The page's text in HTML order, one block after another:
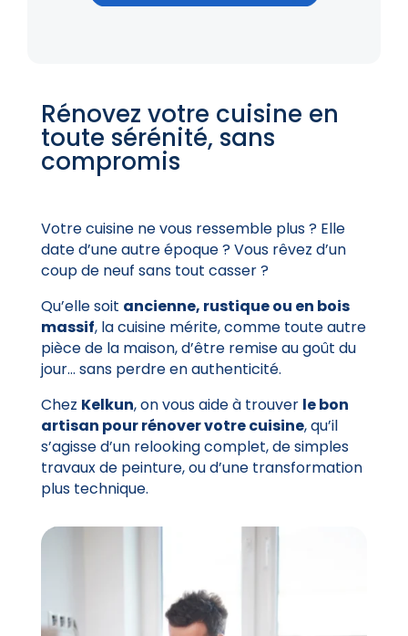
Rénovez votre cuisine en
toute sérénité, sans
compromis
Votre cuisine ne vous ressemble plus ? Elle
date d’une autre époque ? Vous rêvez d’un
coup de neuf sans tout casser ?
Qu’elle soit ancienne, rustique ou en bois
massif, la cuisine mérite, comme toute autre
pièce de la maison, d’être remise au goût du
jour… sans perdre en authenticité.
Chez Kelkun, on vous aide à trouver le bon
artisan pour rénover votre cuisine, qu’il
s’agisse d’un relooking complet, de simples
travaux de peinture, ou d’une transformation
plus technique.